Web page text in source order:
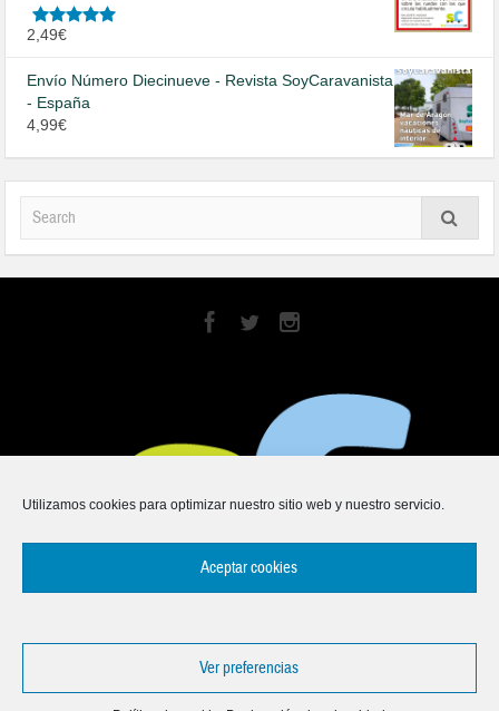
Utilizamos cookies para optimizar nuestro sitio web y nuestro servicio.
Aceptar cookies
Ver preferencias
Valorado
2,49€
Envío Número Diecinueve - Revista SoyCaravanista
- España
4,99€